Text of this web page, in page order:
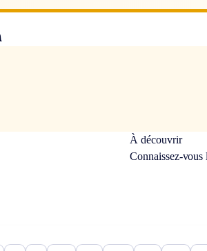
À découvrir
Connaissez-